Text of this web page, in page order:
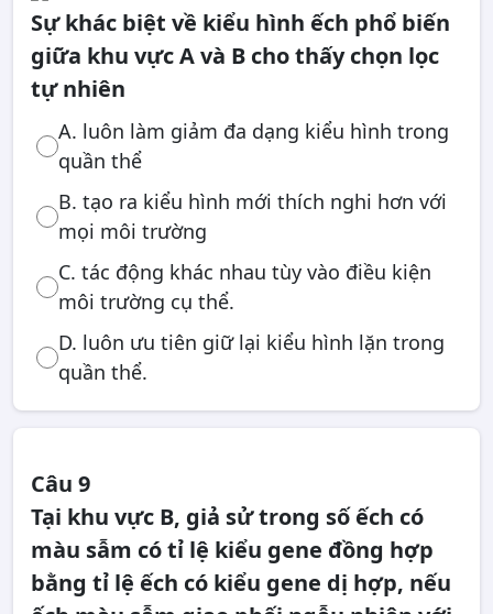
Sự khác biệt về kiểu hình ếch phổ biến
giữa khu vực A và B cho thấy chọn lọc
tự nhiên
A. luôn làm giảm đa dạng kiểu hình trong
quần thể
B. tạo ra kiểu hình mới thích nghi hơn với
mọi môi trường
C. tác động khác nhau tùy vào điều kiện
môi trường cụ thể.
D. luôn ưu tiên giữ lại kiểu hình lặn trong
quần thể.
Câu 9
Tại khu vực B, giả sử trong số ếch có
màu sẫm có tỉ lệ kiểu gene đồng hợp
bằng tỉ lệ ếch có kiểu gene dị hợp, nếu